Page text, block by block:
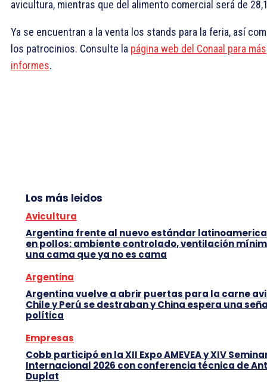
avicultura, mientras que del alimento comercial será de
Ya se encuentran a la venta los stands para la feria, así
los patrocinios. Consulte la página web del Conaal para más
informes.
Los más leidos
Avicultura
Argentina frente al nuevo estándar
en pollos: ambiente controlado, ventilación
una cama que ya no es cama
Argentina
Argentina vuelve a abrir puertas para la carne
Chile y Perú se destraban y China espera una
política
Empresas
Cobb participó en la XII Expo AMEVEA y XIV
Internacional 2026 con conferencia técnica de
Duplat